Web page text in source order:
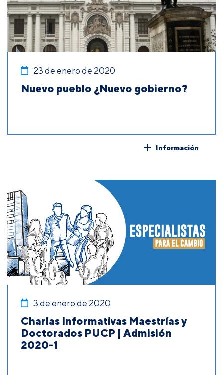
23 de enero de 2020
Nuevo pueblo ¿Nuevo gobierno?
Información
3 de enero de 2020
Charlas Informativas Maestrías y
Doctorados PUCP | Admisión
2020-1